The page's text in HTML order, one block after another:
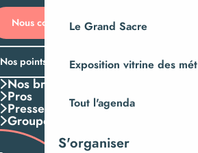
Le Grand Sacre
Exposition vitrine des
Tout l'agenda
S'organiser
Nous contacter
Nos points d’accueil
Nos brochures
Pros
Presse
Groupes